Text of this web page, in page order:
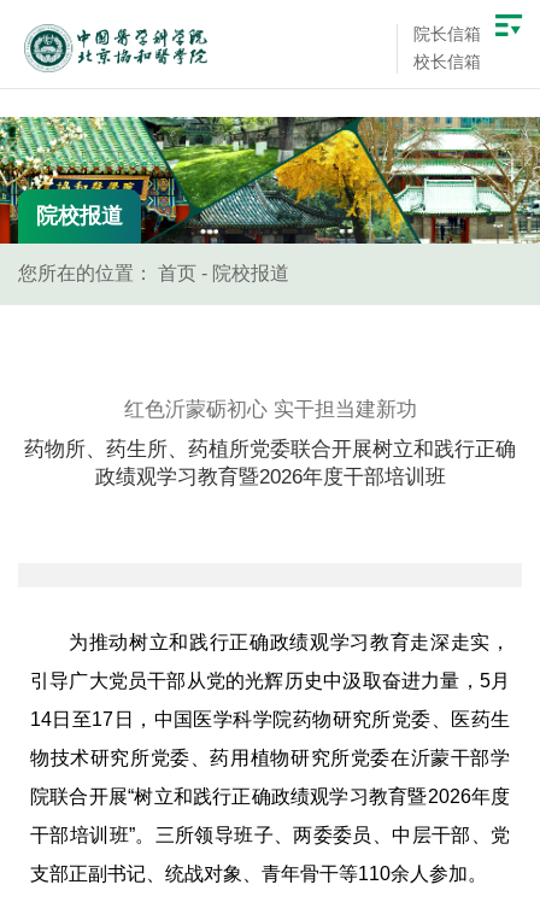
院长信箱
校长信箱
院校报道
您所在的位置： 首页 - 院校报道
红色沂蒙砺初心 实干担当建新功
药物所、药生所、药植所党委联合开展树立和践行正确
政绩观学习教育暨2026年度干部培训班
为推动树立和践行正确政绩观学习教育走深走实，
引导广大党员干部从党的光辉历史中汲取奋进力量，5月
14日至17日，中国医学科学院药物研究所党委、医药生
物技术研究所党委、药用植物研究所党委在沂蒙干部学
院联合开展“树立和践行正确政绩观学习教育暨2026年度
干部培训班”。三所领导班子、两委委员、中层干部、党
支部正副书记、统战对象、青年骨干等110余人参加。